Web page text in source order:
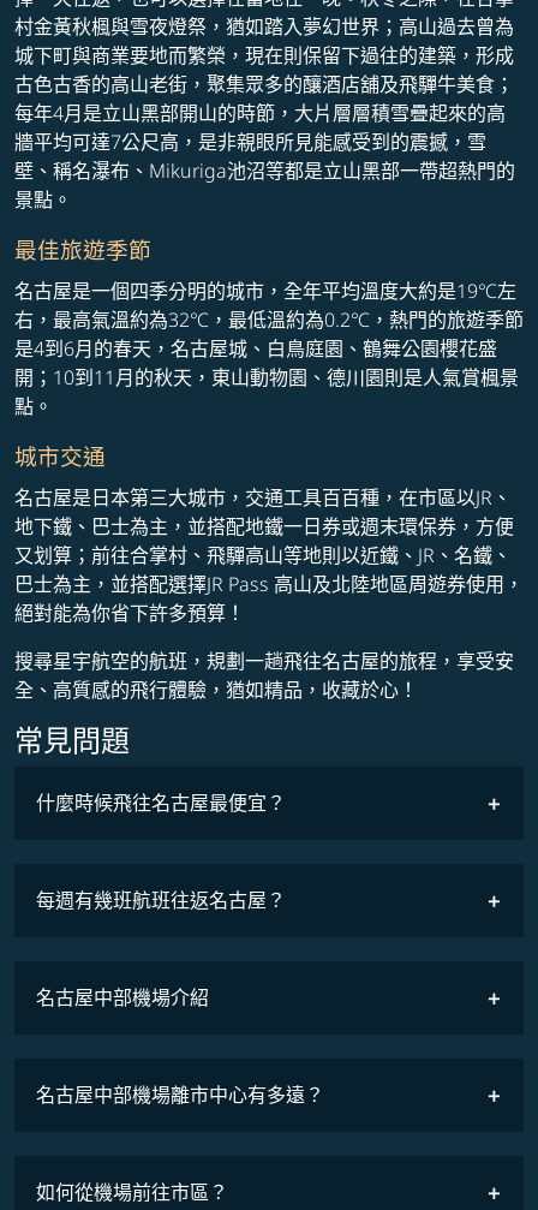
村金黃秋楓與雪夜燈祭，猶如踏入夢幻世界；高山過去曾為
城下町與商業要地而繁榮，現在則保留下過往的建築，形成
古色古香的高山老街，聚集眾多的釀酒店舖及飛驒牛美食；
每年4月是立山黑部開山的時節，大片層層積雪疊起來的高
牆平均可達7公尺高，是非親眼所見能感受到的震撼，雪
壁、稱名瀑布、Mikuriga池沼等都是立山黑部一帶超熱門的
景點。
最佳旅遊季節
名古屋是一個四季分明的城市，全年平均溫度大約是19℃左
右，最高氣溫約為32℃，最低溫約為0.2℃，熱門的旅遊季節
是4到6月的春天，名古屋城、白鳥庭園、鶴舞公園櫻花盛
開；10到11月的秋天，東山動物園、德川園則是人氣賞楓景
點。
城市交通
名古屋是日本第三大城市，交通工具百百種，在市區以JR、
地下鐵、巴士為主，並搭配地鐵一日券或週末環保券，方便
又划算；前往合掌村、飛驒高山等地則以近鐵、JR、名鐵、
巴士為主，並搭配選擇JR Pass 高山及北陸地區周遊券使用，
絕對能為你省下許多預算！
搜尋星宇航空的航班，規劃一趟飛往名古屋的旅程，享受安
全、高質感的飛行體驗，猶如精品，收藏於心！
常見問題
什麼時候飛往名古屋最便宜？
COSMILE會員
每週有幾班航班往返名古屋？
名古屋中部機場介紹
名古屋中部機場離市中心有多遠？
如何從機場前往市區？